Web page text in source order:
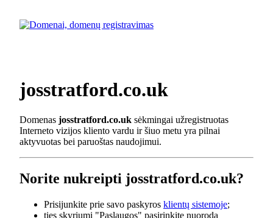
josstratford.co.uk
Domenas josstratford.co.uk sėkmingai užregistruotas
Interneto vizijos kliento vardu ir šiuo metu yra pilnai
aktyvuotas bei paruoštas naudojimui.
Norite nukreipti josstratford.co.uk?
Prisijunkite prie savo paskyros klientų sistemoje;
ties skyriumi "Paslaugos" pasirinkite nuorodą